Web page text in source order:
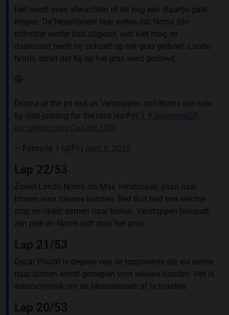
Het wordt even afwachten of dit nog een staartje gaat
krijgen. De Nederlander laat weten dat Norris zijn
pitlimiter eerder had uitgezet, wat niet mag en
daarnaast heeft hij zichzelf op het gras geduwt. Lando
Norris denkt dat hij op het gras werd geduwd.
😱
Drama at the pit exit as Verstappen and Norris exit side
by side jostling for the race lead! #F1 #JapaneseGP
pic.twitter.com/OeXe8512iG
— Formula 1 (@F1) April 6, 2025
Lap 22/53
Zowel Lando Norris als Max Verstappen gaan naar
binnen voor nieuwe banden. Red Bull had een slechte
stop en rijden samen naar buiten. Verstappen behoudt
zijn plek en Norris rijdt door het gras.
Lap 21/53
Oscar Piastri is degene van de topposities die als eerste
naar binnen wordt geroepen voor nieuwe banden. Het is
waarschijnlijk om de Mercedessen af te houden.
Lap 20/53